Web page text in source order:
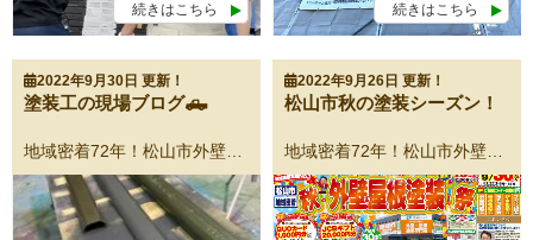
続きはこちら 続きはこちら
2022年9月30日 更新！
塗装工の現場ブログ🛻
2022年9月26日 更新！
松山市秋の塗装シーズン！